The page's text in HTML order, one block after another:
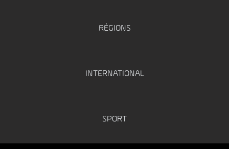
RÉGIONS
INTERNATIONAL
SPORT